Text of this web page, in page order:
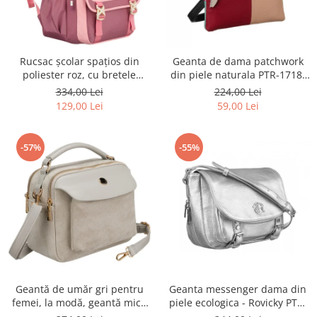
Rucsac școlar spațios din
poliester roz, cu bretele
reglabile - Peterson PTR-PTN
8610-1327 PINK
334,00 Lei
129,00 Lei
Geanta de dama patchwork
din piele naturala PTR-1718-
SKL-6922 MULTI
224,00 Lei
59,00 Lei
-57%
Geantă de umăr gri pentru
femei, la modă, geantă mică
-55%
Geanta messenger dama din
piele ecologica - Rovicky PTR-